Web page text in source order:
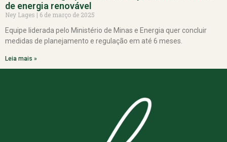
de energia renovável
Ney Lages
6 de março de 2025
Equipe liderada pelo Ministério de Minas e Energia quer concluir
medidas de planejamento e regulação em até 6 meses.
Leia mais »